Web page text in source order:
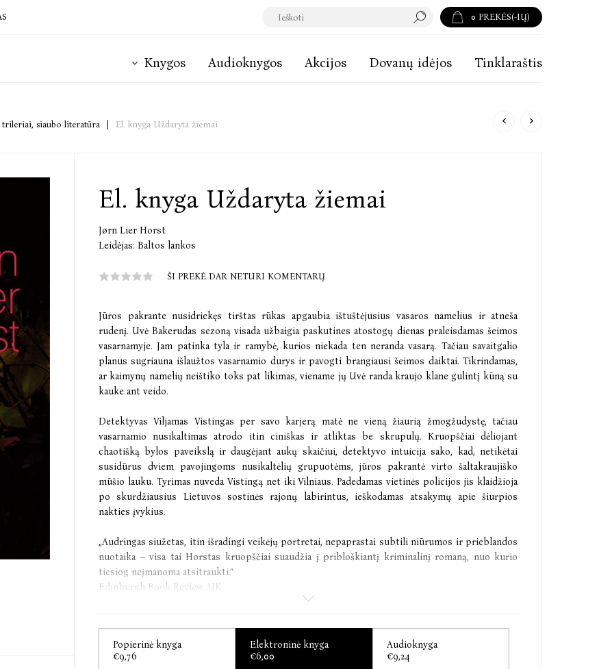
0 PREKĖS(-IŲ)
Knygos Audioknygos Akcijos Dovanų idėjos Tinklaraštis
trileriai, siaubo literatūra El. knyga Uždaryta žiemai
El. knyga Uždaryta žiemai
Jørn Lier Horst
Leidėjas: Baltos lankos
ŠI PREKĖ DAR NETURI KOMENTARŲ
Jūros pakrante nusidriekęs tirštas rūkas apgaubia ištuštėjusius vasaros namelius ir atneša
rudenį. Uvė Bakerudas sezoną visada užbaigia paskutines atostogų dienas praleisdamas šeimos
vasarnamyje. Jam patinka tyla ir ramybė, kurios niekada ten neranda vasarą. Tačiau savaitgalio
planus sugriauna išlaužtos vasarnamio durys ir pavogti brangiausi šeimos daiktai. Tikrindamas,
ar kaimynų namelių neištiko toks pat likimas, viename jų Uvė randa kraujo klane gulintį kūną su
kauke ant veido.
Detektyvas Viljamas Vistingas per savo karjerą matė ne vieną žiaurią žmogžudystę, tačiau
vasarnamio nusikaltimas atrodo itin ciniškas ir atliktas be skrupulų. Kruopščiai dėliojant
chaotišką bylos paveikslą ir daugėjant aukų skaičiui, detektyvo intuicija sako, kad, netikėtai
susidūrus dviem pavojingoms nusikaltėlių grupuotėms, jūros pakrantė virto šaltakraujiško
mūšio lauku. Tyrimas nuveda Vistingą net iki Vilniaus. Padedamas vietinės policijos jis klaidžioja
po skurdžiausius Lietuvos sostinės rajonų labirintus, ieškodamas atsakymų apie šiurpios
nakties įvykius.
„Audringas siužetas, itin išradingi veikėjų portretai, nepaprastai subtili niūrumos ir prieblandos
nuotaika – visa tai Horstas kruopščiai suaudžia į pribloškiantį kriminalinį romaną, nuo kurio
tiesiog neįmanoma atsitraukti.“
Edinburgh Book Review, UK
Verdens Gang, Norvegija
Jørn Lier Horst (Jornas Lieras Hoštas, gim. 1970) – vienas svarbiausių ir populiariausių
Popierinė knyga
€9,76
Elektroninė knyga
€6,00
Audioknyga
€9,24